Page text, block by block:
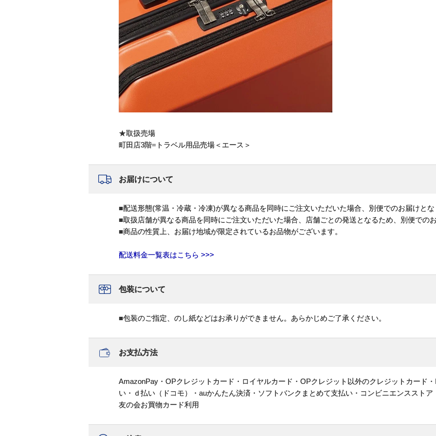
★取扱売場
町田店3階=トラベル用品売場＜エース＞
お届けについて
■配送形態(常温・冷蔵・冷凍)が異なる商品を同時にご注文いただいた場合、別便でのお届けと
■取扱店舗が異なる商品を同時にご注文いただいた場合、店舗ごとの発送となるため、別便での
■商品の性質上、お届け地域が限定されているお品物がございます。
配送料金一覧表はこちら >>>
包装について
■包装のご指定、のし紙などはお承りができません。あらかじめご了承ください。
お支払方法
AmazonPay・OPクレジットカード・ロイヤルカード・OPクレジット以外のクレジットカード
い・ｄ払い（ドコモ）・auかんたん決済・ソフトバンクまとめて支払い・コンビニエンススト
友の会お買物カード利用